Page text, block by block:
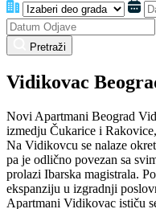
Pretraži
Vidikovac
Novi Apartmani Beograd
izmedju Čukarice i
Na Vidikovcu se nalaze
pa je odlično povezan sa
prolazi Ibarska magistrala.
ekspanziju u izgradnji
Apartmani Vidikovac ističu